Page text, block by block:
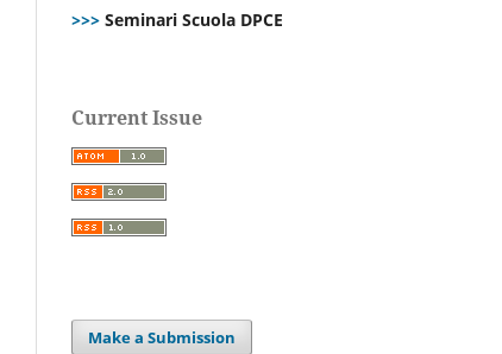
>>> Seminari Scuola DPCE
Current Issue
Make a Submission